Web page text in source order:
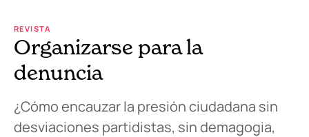
REVISTA
Organizarse para la
denuncia
¿Cómo encauzar la presión ciudadana sin
desviaciones partidistas, sin demagogia,